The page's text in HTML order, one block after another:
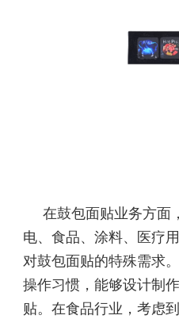
在鼓包面贴业务方面
电、食品、涂料、医疗
对鼓包面贴的特殊需求
操作习惯，能够设计制
贴。在食品行业，考虑